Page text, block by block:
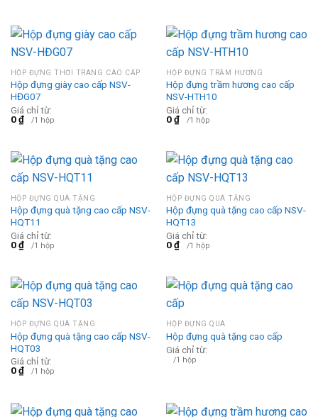
HỘP ĐỰNG THỜI TRANG CAO CẤP
Hộp đựng giày cao cấp NSV-
HĐG07
Giá chỉ từ:
0₫ /1 hộp
HỘP ĐỰNG TRẦM HƯƠNG
Hộp đựng trầm hương cao cấp
NSV-HTH10
Giá chỉ từ:
0₫ /1 hộp
HỘP ĐỰNG QUÀ TẶNG
Hộp đựng quà tặng cao cấp NSV-
HQT11
Giá chỉ từ:
0₫ /1 hộp
HỘP ĐỰNG QUÀ TẶNG
Hộp đựng quà tặng cao cấp NSV-
HQT13
Giá chỉ từ:
0₫ /1 hộp
HỘP ĐỰNG QUÀ TẶNG
Hộp đựng quà tặng cao cấp NSV-
HQT03
Giá chỉ từ:
0₫ /1 hộp
HỘP ĐỰNG QUÀ
Hộp đựng quà tặng cao cấp
Giá chỉ từ:
/1 hộp